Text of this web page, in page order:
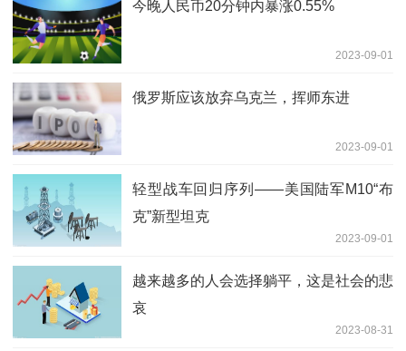
今晚人民币20分钟内暴涨0.55%
2023-09-01
俄罗斯应该放弃乌克兰，挥师东进
2023-09-01
轻型战车回归序列——美国陆军M10“布
克”新型坦克
2023-09-01
越来越多的人会选择躺平，这是社会的悲
哀
2023-08-31